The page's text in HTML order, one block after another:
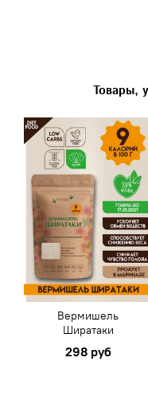
Товары,
Вермишель
Ширатаки
298 руб